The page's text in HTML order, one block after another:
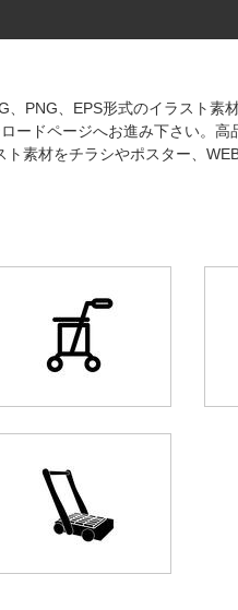
PNG、EPS形式のイラスト素
ードページへお進み下さい。
素材をチラシやポスター、